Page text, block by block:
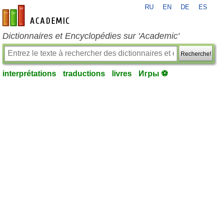
fr-academic.com
RU EN DE ES
Dictionnaires et Encyclopédies sur 'Academic'
Recherche!
interprétations traductions livres Игры ⚽